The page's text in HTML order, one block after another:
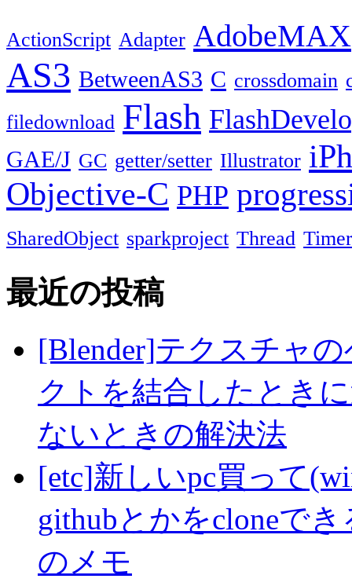
ActionScript Adapter AdobeMAX
AS3 BetweenAS3 C crossdomain
filedownload Flash
GAE/J GC getter/setter Illustrator
Objective-C PHP
SharedObject sparkproject Thread Timer
最近の投稿
[Blender]テクスチャ
クトを結合したとき
ないときの解決法
[etc]新しいpc買って
githubとかをcloneで
のメモ